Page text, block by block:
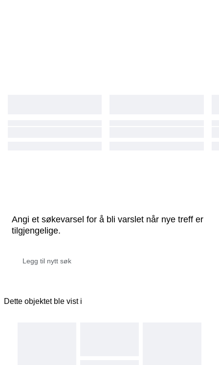
Angi et søkevarsel for å bli varslet når nye treff er
tilgjengelige.
Dette objektet ble vist i